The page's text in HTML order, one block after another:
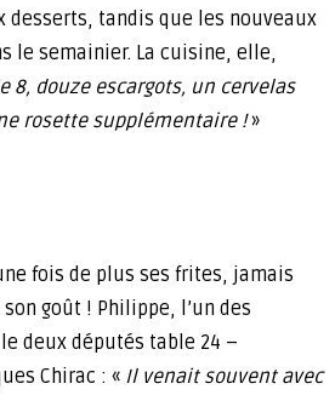
desserts, tandis que les nouveaux
le semainier. La cuisine, elle,
8, douze escargots, un cervelas
rosette supplémentaire !»
fois de plus ses frites, jamais
goût ! Philippe, l’un des
deux députés table 24 –
Chirac : « Il venait souvent avec